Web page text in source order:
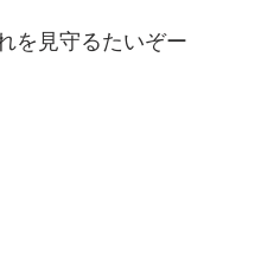
を見守るたいぞー